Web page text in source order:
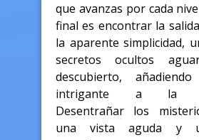
que avanzas por cada
final es encontrar la
la aparente simplicidad,
secretos ocultos
descubierto,
intrigante a la
Desentrañar los
una vista aguda y